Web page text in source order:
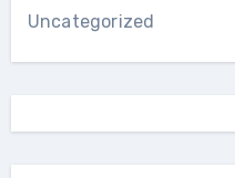
Uncategorized